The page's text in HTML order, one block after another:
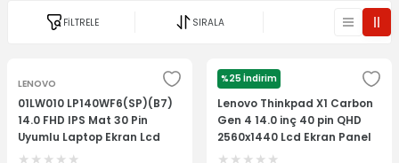
FİLTRELE SIRALA
LENOVO
01LW010 LP140WF6(SP)(B7)
14.0 FHD IPS Mat 30 Pin
Uyumlu Laptop Ekran Lcd
Panel
%25 İndirim
LENOVO
Lenovo Thinkpad X1 Carbon
Gen 4 14.0 inç 40 pin QHD
2560x1440 Lcd Ekran Panel